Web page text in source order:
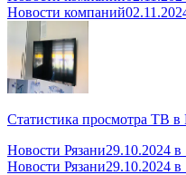
Новости компаний
Статистика просмотра ТВ в
Новости Рязани29.10.2024 в
Новости Рязани29.10.2024 в